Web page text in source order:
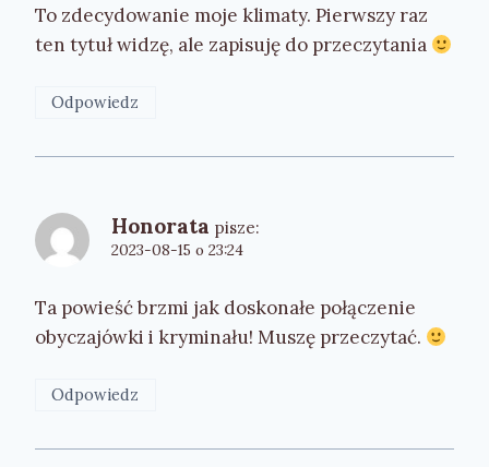
To zdecydowanie moje klimaty. Pierwszy raz
ten tytuł widzę, ale zapisuję do przeczytania
Odpowiedz
Honorata pisze:
2023-08-15 o 23:24
Ta powieść brzmi jak doskonałe połączenie
obyczajówki i kryminału! Muszę przeczytać.
Odpowiedz